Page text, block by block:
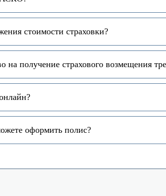
стоимости страховки?
на получение страхового возмещения
оформить полис?